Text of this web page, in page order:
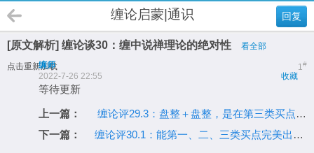
回复
缠论启蒙|通识
[原文解析] 缠论谈30：缠中说禅理论的绝对性 看全部
点击重新加载 1#
缠师
收藏
2022-7-26 22:55
等待更新
上一篇：
缠论评29.3：盘整＋盘整，是在第三类买点的前提下的
下一篇：
缠论评30.1：能第一、二、三类买点完美出现的，基本比较厉害